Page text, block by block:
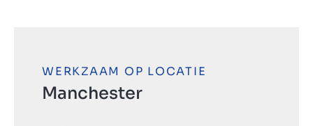
WERKZAAM OP LOCATIE
Manchester